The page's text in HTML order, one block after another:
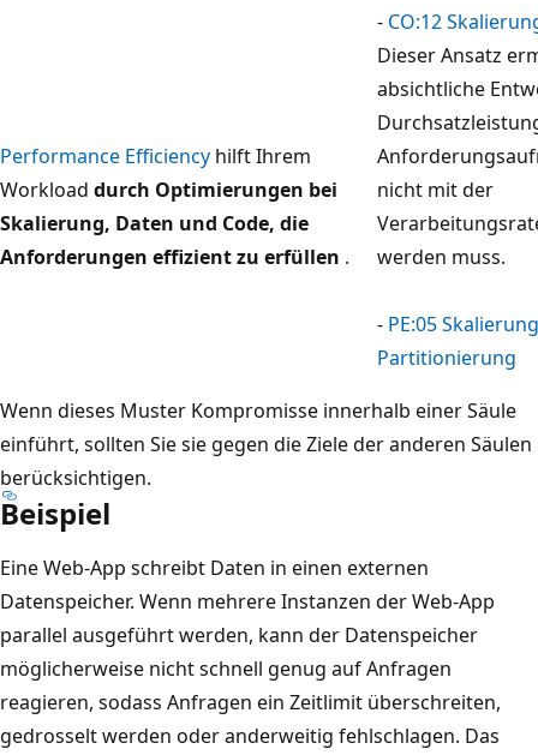
c
h
r
e
s
.
A
u
d
e
r
l
i
n
- CO:12
Performance Efficiency hilft Ihrem
Workload durch Optimierungen bei
Skalierung, Daten und Code, die
Anforderungen effizient zu erfüllen .
Dieser Ansatz
absichtliche
nicht mit der
werden muss.
- PE:05
Partitionierung
Wenn dieses Muster Kompromisse innerhalb einer Säule
einführt, sollten Sie sie gegen die Ziele der anderen Säulen
berücksichtigen.
Beispiel
Eine Web-App schreibt Daten in einen externen
Datenspeicher. Wenn mehrere Instanzen der Web-App
parallel ausgeführt werden, kann der Datenspeicher
möglicherweise nicht schnell genug auf Anfragen
reagieren, sodass Anfragen ein Zeitlimit überschreiten,
gedrosselt werden oder anderweitig fehlschlagen. Das